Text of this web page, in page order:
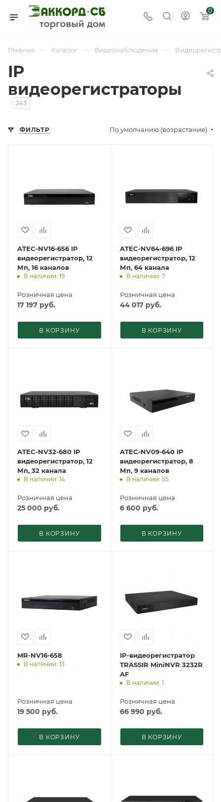
0
Главная — Каталог — Видеонаблюдение —
IP
видеорегистраторы
243
ФИЛЬТР По умолчанию (возрастание)
ATEC-NV16-656 IP
видеорегистратор, 12
Мп, 16 каналов
В наличии: 19
Розничная цена
17 197 руб.
В КОРЗИНУ
ATEC-NV64-696 IP
видеорегистратор, 12
Мп, 64 канала
В наличии: 7
Розничная цена
44 017руб.
В КОРЗИНУ
ATEC-NV32-680 IP
видеорегистратор, 12
Мп, 32 канала
В наличии: 14
Розничная цена
25 000 руб.
В КОРЗИНУ
ATEC-NV09-640 IP
видеорегистратор, 8
Мп, 9 каналов
В наличии: 55
Розничная цена
6 600 руб.
В КОРЗИНУ
MR-NV16-658
В наличии: 13
Розничная цена
19 500 руб.
В КОРЗИНУ
IP-видеорегистратор
TRASSIR MiniNVR 3232R
AF
В наличии: 1
Розничная цена
66 990 руб.
В КОРЗИНУ